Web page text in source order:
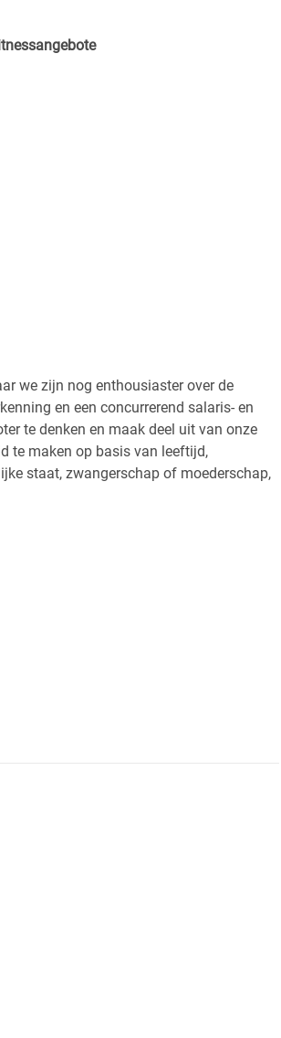
we zijn nog enthousiaster over de
en een concurrerend salaris- en
te denken en maak deel uit van onze
te maken op basis van leeftijd,
staat, zwangerschap of moederschap,